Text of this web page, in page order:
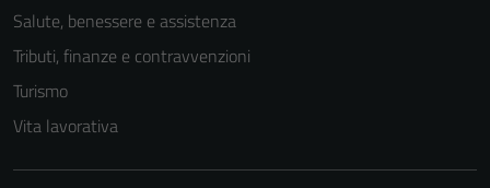
Salute, benessere e assistenza
Tributi, finanze e contravvenzioni
Turismo
Vita lavorativa